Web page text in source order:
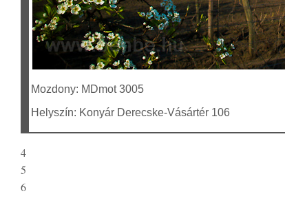
Mozdony: MDmot 3005
Helyszín: Konyár Derecske-Vásártér 106
4
5
6